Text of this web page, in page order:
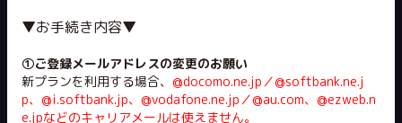
▼お手続き内容▼
①ご登録メールアドレスの変更のお願い
新プランを利用する場合、 @docomo.ne.jp／@softbank.ne.j
p、@i.softbank.jp、@vodafone.ne.jp／@au.com、@ezweb.n
e.jpなどのキャリアメールは使えません。